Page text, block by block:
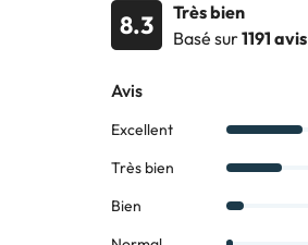
8.3
Très bien
Basé sur1191 avis